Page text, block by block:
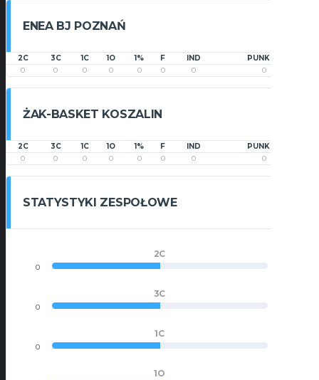
ENEA BJ POZNAŃ
2C 3C 1C 1O 1% F IND
PUNKTY
0
0 0 0 0 0 0 0
ŻAK-BASKET KOSZALIN
2C 3C 1C 1O 1% F IND
PUNKTY
0
0 0 0 0 0 0 0
STATYSTYKI ZESPOŁOWE
2C
0
3C
0
1C
0
1O